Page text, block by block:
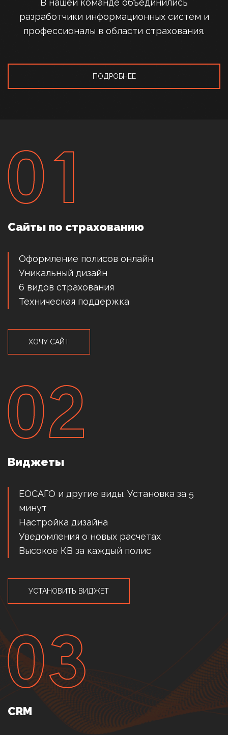
В нашей команде объединились
разработчики информационных систем и
профессионалы в области страхования.
ПОДРОБНЕЕ
Сайты по страхованию
Оформление полисов онлайн
Уникальный дизайн
6 видов страхования
Техническая поддержка
ХОЧУ САЙТ
Виджеты
ЕОСАГО и другие виды. Установка за 5
минут
Настройка дизайна
Уведомления о новых расчетах
Высокое КВ за каждый полис
УСТАНОВИТЬ ВИДЖЕТ
CRM